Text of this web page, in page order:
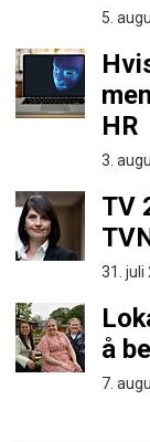
5.
HR
3.
TV
31. juli
å
7.